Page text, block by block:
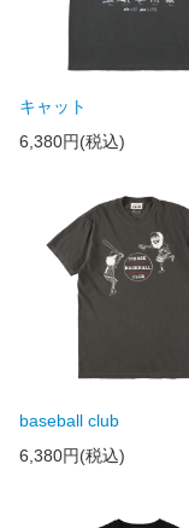
キャット
6,380円(税込)
baseball club
6,380円(税込)